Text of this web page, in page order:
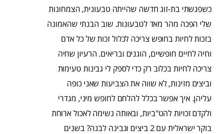
כשפגשתי בת-זוג חדשה שהייתה טבעונית, הצמחונות
שלי הפכה מהר מאד לטבעונות. שוב הבנתי שהאמונה
בזכות לחיות בחופש צריכה לכלול זכות של כל אדם
וחיה לחיים חופשיים, הוגנים ובריאים. הרעיון שחיה
צריכה לחיות בכלוב רק כדי לספק לי גבינות טעימות
וביצים מזינות, לא שווה את הצביעות שאני כופה
עליהן. איך אפשר בכלל להלחם לחופש מיני, מגדרי
ולקדם זכויות להט"ביות, ובאותה נשימה לאכול ארוחת
בוקר ישראלית עם 2 ביצים וגבינה לבנה? בשנים